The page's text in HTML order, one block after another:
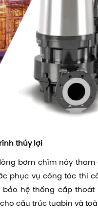
thủy lợi
bơm chìm này tham
phục vụ công tác thi
bảo hệ thống cấp
cấu trúc tuabin và